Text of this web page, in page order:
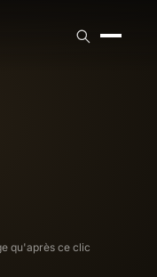
qu'après ce clic